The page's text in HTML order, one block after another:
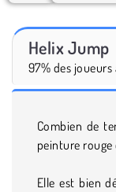
Helix Jump
97% des joueurs
Combien de
peinture
Elle est bien